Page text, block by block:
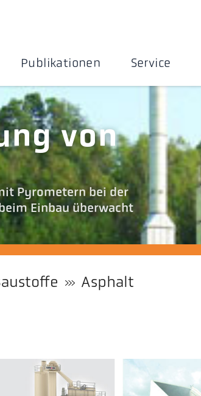
Publikationen Service
von
Pyrometern bei der
Einbau überwacht
Asphalt